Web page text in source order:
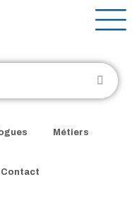
Métiers
Contact